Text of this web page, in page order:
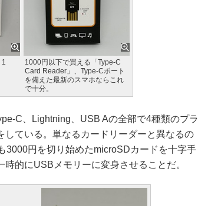
1
1000円以下で買える「Type-C
Card Reader」、Type-Cポート
を備えた最新のスマホならこれ
で十分。
C、Lightning、USB Aの全部で4種類のプラ
している。単なるカードリーダーと異なるの
3000円を切り始めたmicroSDカードを十字手
的にUSBメモリーに変身させることだ。